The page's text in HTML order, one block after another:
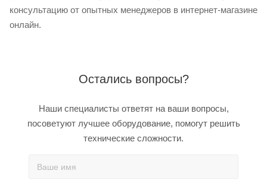
консультацию от опытных менеджеров в интернет-магазине
онлайн.
Остались вопросы?
Наши специалисты ответят на ваши вопросы,
посоветуют лучшее оборудование, помогут решить
технические сложности.